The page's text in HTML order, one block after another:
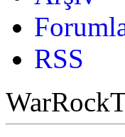
RSS